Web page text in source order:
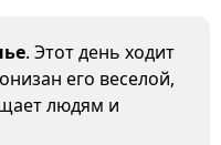
. Этот день ходит
его веселой,
людям и